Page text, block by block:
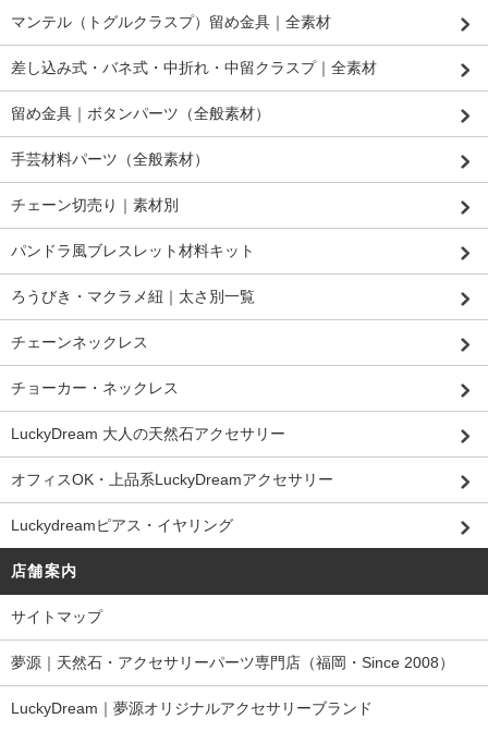
マンテル（トグルクラスプ）留め金具｜全素材
差し込み式・バネ式・中折れ・中留クラスプ｜全素材
留め金具｜ボタンパーツ（全般素材）
手芸材料パーツ（全般素材）
チェーン切売り｜素材別
パンドラ風ブレスレット材料キット
ろうびき・マクラメ紐｜太さ別一覧
チェーンネックレス
チョーカー・ネックレス
LuckyDream 大人の天然石アクセサリー
オフィスOK・上品系LuckyDreamアクセサリー
Luckydreamピアス・イヤリング
店舗案内
サイトマップ
夢源｜天然石・アクセサリーパーツ専門店（福岡・Since 2008）
LuckyDream｜夢源オリジナルアクセサリーブランド